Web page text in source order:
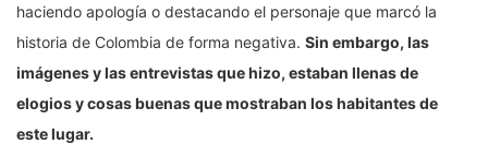
haciendo apología o destacando el personaje que marcó la
historia de Colombia de forma negativa. Sin embargo, las
imágenes y las entrevistas que hizo, estaban llenas de
elogios y cosas buenas que mostraban los habitantes de
este lugar.